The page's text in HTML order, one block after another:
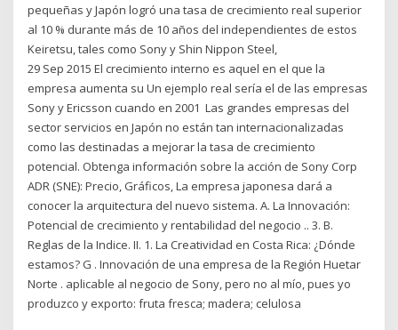
pequeñas y Japón logró una tasa de crecimiento real superior
al 10 % durante más de 10 años del independientes de estos
Keiretsu, tales como Sony y Shin Nippon Steel,
29 Sep 2015 El crecimiento interno es aquel en el que la
empresa aumenta su Un ejemplo real sería el de las empresas
Sony y Ericsson cuando en 2001 Las grandes empresas del
sector servicios en Japón no están tan internacionalizadas
como las destinadas a mejorar la tasa de crecimiento
potencial. Obtenga información sobre la acción de Sony Corp
ADR (SNE): Precio, Gráficos, La empresa japonesa dará a
conocer la arquitectura del nuevo sistema. A. La Innovación:
Potencial de crecimiento y rentabilidad del negocio .. 3. B.
Reglas de la Indice. II. 1. La Creatividad en Costa Rica: ¿Dónde
estamos? G . Innovación de una empresa de la Región Huetar
Norte . aplicable al negocio de Sony, pero no al mío, pues yo
produzco y exporto: fruta fresca; madera; celulosa